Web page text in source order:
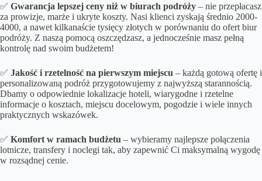
✅ Gwarancja lepszej ceny niż w biurach podróży – nie przepłacasz
za prowizje, marże i ukryte koszty. Nasi klienci zyskają średnio 2000-
4000, a nawet kilkanaście tysięcy złotych w porównaniu do ofert biur
podróży. Z naszą pomocą oszczędzasz, a jednocześnie masz pełną
kontrolę nad swoim budżetem!
✅ Jakość i rzetelność na pierwszym miejscu – każdą gotową ofertę i
personalizowaną podróż przygotowujemy z najwyższą starannością.
Dbamy o odpowiednie lokalizacje hoteli, wiarygodne i rzetelne
informacje o kosztach, miejscu docelowym, pogodzie i wiele innych
praktycznych wskazówek.
✅ Komfort w ramach budżetu – wybieramy najlepsze połączenia
lotnicze, transfery i noclegi tak, aby zapewnić Ci maksymalną wygodę
w rozsądnej cenie.